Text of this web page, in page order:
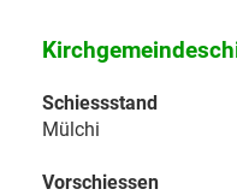
Schiessstand
Mülchi
Vorschiessen